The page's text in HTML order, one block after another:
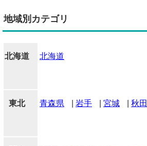
地域別カテゴリ
北海道 北海道
東北 青森県 岩手 宮城 秋田